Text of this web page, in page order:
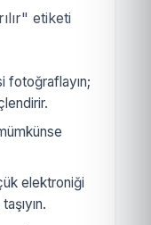
etiketi
fotoğraflayın;
elektroniği